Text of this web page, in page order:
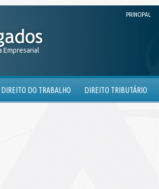
Empresarial
PRINCIPAL
DIREITO DO TRABALHO DIREITO TRIBUTÁRIO